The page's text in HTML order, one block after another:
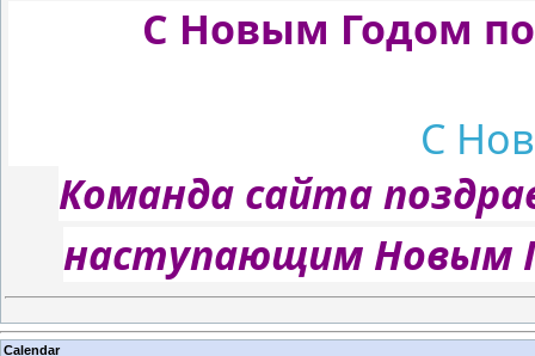
С Новым Годом
С
Команда сайта
наступающим Новым
Calendar